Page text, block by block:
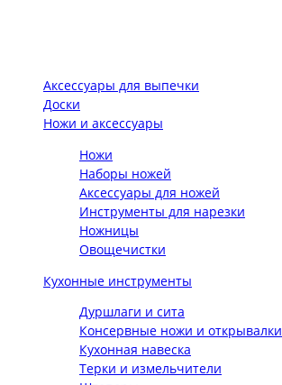
Аксессуары для выпечки
Доски
Ножи и аксессуары
Ножи
Наборы ножей
Аксессуары для ножей
Инструменты для нарезки
Ножницы
Овощечистки
Кухонные инструменты
Дуршлаги и сита
Консервные ножи и открывалки
Кухонная навеска
Терки и измельчители